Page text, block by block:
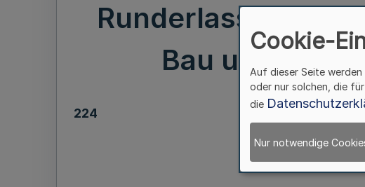
Runderlass des
Bau und
224
zur
Cookie-
Auf dieser Seite werden
oder nur solchen, die
die
Nur notwendige